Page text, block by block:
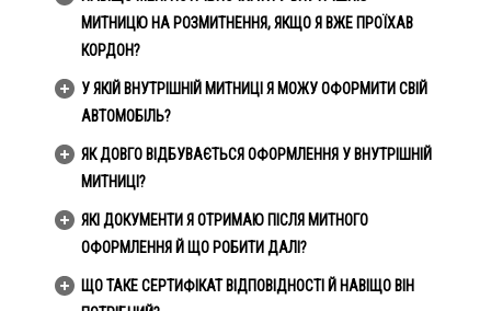
МИТНИЦЮ НА РОЗМИТНЕННЯ, ЯКЩО Я ВЖЕ ПРОЇХАВ
КОРДОН?
У ЯКІЙ ВНУТРІШНІЙ МИТНИЦІ Я МОЖУ ОФОРМИТИ СВІЙ
АВТОМОБІЛЬ?
ЯК ДОВГО ВІДБУВАЄТЬСЯ ОФОРМЛЕННЯ У ВНУТРІШНІЙ
МИТНИЦІ?
ЯКІ ДОКУМЕНТИ Я ОТРИМАЮ ПІСЛЯ МИТНОГО
ОФОРМЛЕННЯ Й ЩО РОБИТИ ДАЛІ?
ЩО ТАКЕ СЕРТИФІКАТ ВІДПОВІДНОСТІ Й НАВІЩО ВІН